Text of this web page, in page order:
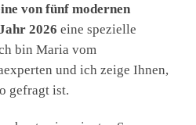
von fünf modernen
2026 eine spezielle
bin Maria vom
und ich zeige Ihnen,
gefragt ist.